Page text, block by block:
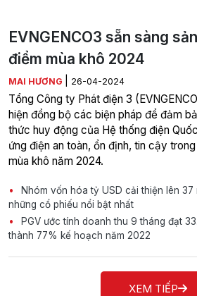
EVNGENCO3 sẵn sàng
điểm mùa khô 2024
MAI HƯƠNG 26-04-2024
Tổng Công ty Phát điện 3
hiện đồng bộ các biện pháp để đảm
thức huy động của Hệ thống điện
ứng điện an toàn, ổn định, tin cậy
mùa khô năm 2024.
Nhóm vốn hóa tỷ USD cải thiện lên 37
những cổ phiếu nổi bật nhất
PGV ước tính doanh thu 9 tháng đạt
thành 77% kế hoạch năm 2022
XEM TIẾP